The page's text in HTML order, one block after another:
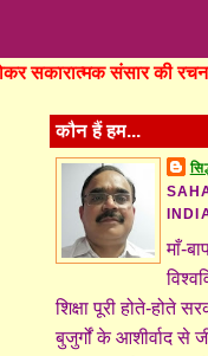
सकारात्मक संसार की
कौन हैं हम...
माँ-
शिक्षा पूरी होते-होते
बुजुर्गों के आशीर्वाद से